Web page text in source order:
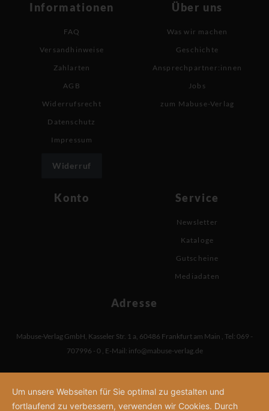
Informationen
FAQ
Versandhinweise
Zahlarten
AGB
Widerrufsrecht
Datenschutz
Impressum
Widerruf
Über uns
Was wir machen
Geschichte
Ansprechpartner:innen
Jobs
zum Mabuse-Verlag
Konto Service
Newsletter
Kataloge
Gutscheine
Mediadaten
Adresse
Mabuse-Verlag GmbH Kasseler Str. 1 a 60486 Frankfurt am Main Tel: 069 -
707996 - 0 E-Mail: info@mabuse-verlag.de
Um unsere Webseiten für Sie optimal zu gestalten und
fortlaufend zu verbessern, verwenden wir Cookies. Durch